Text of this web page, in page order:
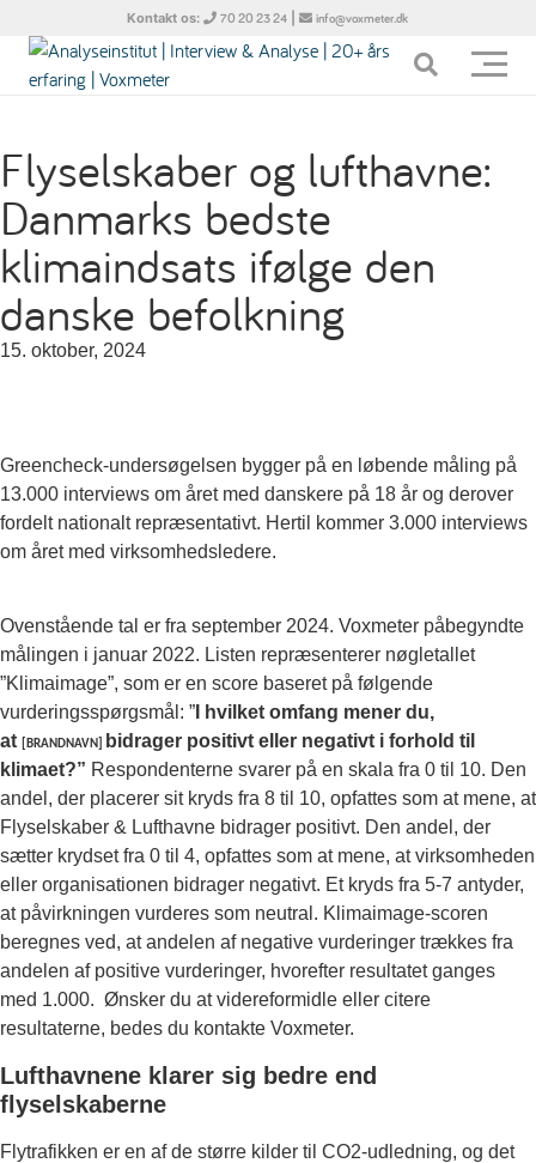
Kontakt os: 70 20 23 24 | info@voxmeter.dk
Flyselskaber og lufthavne:
Danmarks bedste
klimaindsats ifølge den
danske befolkning
15. oktober, 2024
Greencheck-undersøgelsen bygger på en løbende måling på
13.000 interviews om året med danskere på 18 år og derover
fordelt nationalt repræsentativt. Hertil kommer 3.000 interviews
om året med virksomhedsledere.
Ovenstående tal er fra september 2024. Voxmeter påbegyndte
målingen i januar 2022. Listen repræsenterer nøgletallet
”Klimaimage”, som er en score baseret på følgende
vurderingsspørgsmål: ” I hvilket omfang mener du,
at [BRANDNAVN] bidrager positivt eller negativt i forhold til
klimaet?” Respondenterne svarer på en skala fra 0 til 10. Den
andel, der placerer sit kryds fra 8 til 10, opfattes som at mene, at
Flyselskaber & Lufthavne bidrager positivt. Den andel, der
sætter krydset fra 0 til 4, opfattes som at mene, at virksomheden
eller organisationen bidrager negativt. Et kryds fra 5-7 antyder,
at påvirkningen vurderes som neutral. Klimaimage-scoren
beregnes ved, at andelen af negative vurderinger trækkes fra
andelen af positive vurderinger, hvorefter resultatet ganges
med 1.000. Ønsker du at videreformidle eller citere
resultaterne, bedes du kontakte Voxmeter.
Lufthavnene klarer sig bedre end
flyselskaberne
Flytrafikken er en af de større kilder til CO2-udledning, og det